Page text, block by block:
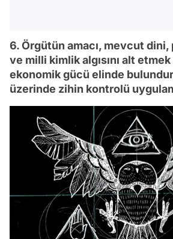
6. Örgütün amacı, mevcut dini,
ve milli kimlik algısını alt
ekonomik gücü elinde
üzerinde zihin kontrolü